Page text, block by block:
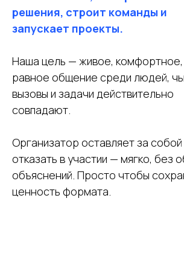
решения, строит команды и
запускает проекты.
Наша цель — живое, комфортное,
равное общение среди людей,
вызовы и задачи действительно
совпадают.
Организатор оставляет за
отказать в участии — мягко, без
объяснений. Просто чтобы
ценность формата.